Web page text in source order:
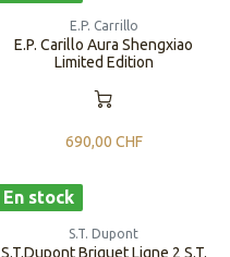
E.P. Carrillo
​​E.P. Carillo Aura Shengxiao
Limited Edition
690,00 CHF
En stock
S.T. Dupont
S.T.Dupont Briquet Ligne 2 S.T.